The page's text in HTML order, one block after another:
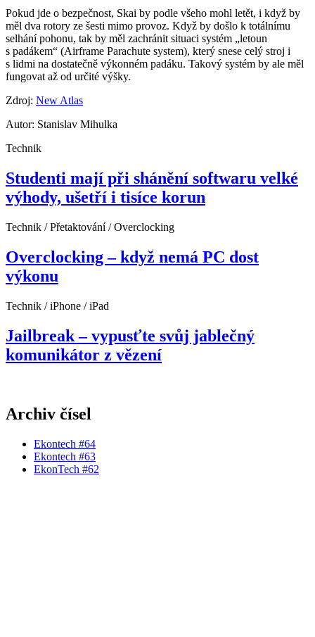
Pokud jde o bezpečnost, Skai by podle všeho mohl letět, i když by
měl dva rotory ze šesti mimo provoz. Když by došlo k totálnímu
selhání pohonu, tak by měl zachránit situaci systém „letoun
s padákem“ (Airframe Parachute system), který snese celý stroj i
s lidmi na dostatečně výkonném padáku. Takový systém by ale měl
fungovat až od určité výšky.
Zdroj: New Atlas
Autor: Stanislav Mihulka
Technik
Studenti mají při shánění softwaru velké
výhody, ušetří i tisíce korun
Technik / Přetaktování / Overclocking
Overclocking – když nemá PC dost
výkonu
Technik / iPhone / iPad
Jailbreak – vypusťte svůj jablečný
komunikátor z vězení
Archiv čísel
Ekontech #64
Ekontech #63
EkonTech #62